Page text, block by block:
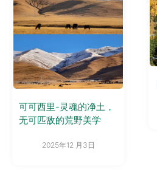
可可西里-灵魂的净土，
无可匹敌的荒野美学
2025年12 月3日